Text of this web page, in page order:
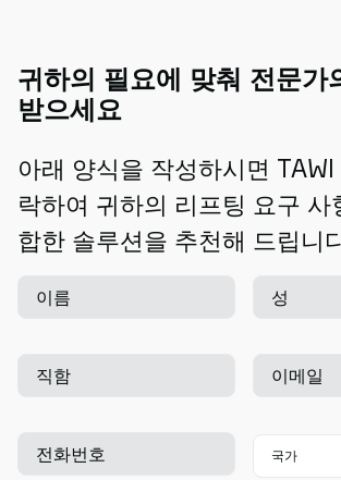
귀하의 필요에 맞춰 전문가
받으세요
아래 양식을 작성하시면
락하여 귀하의 리프팅 요구 사
합한 솔루션을 추천해 드립니
이름 성
직함 이메일
전화번호